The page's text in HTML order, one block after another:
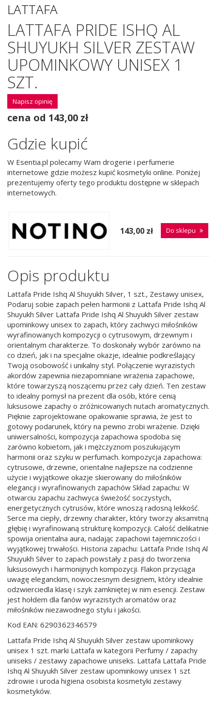
LATTAFA
LATTAFA PRIDE ISHQ AL
SHUYUKH SILVER ZESTAW
UPOMINKOWY UNISEX 1
SZT.
Napisz opinię
cena od 143,00 zł
Gdzie kupić
W Esentia.pl polecamy Wam drogerie i perfumerie
internetowe gdzie możesz kupić kosmetyki online. Poniżej
prezentujemy oferty tego produktu dostępne w sklepach
internetowych.
143,00 zł Do sklepu
Opis produktu
Lattafa Pride Ishq Al Shuyukh Silver, 1 szt., Zestawy unisex,
Podaruj sobie zapach pełen harmonii z Lattafa Pride Ishq Al
Shuyukh Silver Lattafa Pride Ishq Al Shuyukh Silver zestaw
upominkowy unisex to zapach, który zachwyci miłośników
wyrafinowanych kompozycji o cytrusowym, drzewnym i
orientalnym charakterze. To doskonały wybór zarówno na
co dzień, jak i na specjalne okazje, idealnie podkreślający
Twoją osobowość i unikalny styl. Połączenie wyrazistych
akordów zapewnia niezapomniane wrażenia zapachowe,
które towarzyszą noszącemu przez cały dzień. Ten zestaw
to idealny pomysł na prezent dla osób, które cenią
luksusowe zapachy o zróżnicowanych nutach aromatycznych.
Pięknie zaprojektowane opakowanie sprawia, że jest to
gotowy podarunek, który na pewno zrobi wrażenie. Dzięki
uniwersalności, kompozycja zapachowa spodoba się
zarówno kobietom, jak i mężczyznom poszukującym
harmonii oraz szyku w perfumach. kompozycja zapachowa:
cytrusowe, drzewne, orientalne najlepsze na codzienne
użycie i wyjątkowe okazje skierowany do miłośników
elegancji i wyrafinowanych zapachów Skład zapachu: W
otwarciu zapachu zachwyca świeżość soczystych,
energetycznych cytrusów, które wnoszą radosną lekkość.
Serce ma ciepły, drzewny charakter, który tworzy aksamitną
głębię i wyrafinowaną strukturę kompozycji. Całość delikatnie
spowija orientalna aura, nadając zapachowi tajemniczości i
wyjątkowej trwałości. Historia zapachu: Lattafa Pride Ishq Al
Shuyukh Silver to zapach powstały z pasji do tworzenia
luksusowych i harmonijnych kompozycji. Flakon przyciąga
uwagę eleganckim, nowoczesnym designem, który idealnie
odzwierciedla klasę i szyk zamkniętej w nim esencji. Zestaw
jest hołdem dla fanów wyrazistych aromatów oraz
miłośników niezawodnego stylu i jakości.
Kod EAN: 6290362346579
Lattafa Pride Ishq Al Shuyukh Silver zestaw upominkowy
unisex 1 szt. marki Lattafa w kategorii Perfumy / zapachy
uniseks / zestawy zapachowe uniseks. Lattafa Lattafa Pride
Ishq Al Shuyukh Silver zestaw upominkowy unisex 1 szt
zdrowie i uroda higiena osobista kosmetyki zestawy
kosmetyków.